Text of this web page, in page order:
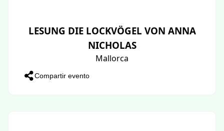
LESUNG DIE LOCKVÖGEL VON ANNA
NICHOLAS
Mallorca
Compartir evento